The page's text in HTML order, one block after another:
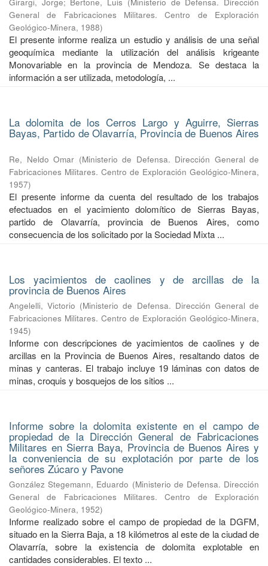
General de Fabricaciones Militares. Centro de Exploración
Geológico-Minera, 1988)
El presente informe realiza un estudio y análisis de una señal
geoquímica mediante la utilización del análisis krigeante
Monovariable en la provincia de Mendoza. Se destaca la
información a ser utilizada, metodología, ...
La dolomita de los Cerros Largo y Aguirre, Sierras
Bayas, Partido de Olavarría, Provincia de Buenos Aires
Re, Neldo Omar (Ministerio de Defensa. Dirección General de
Fabricaciones Militares. Centro de Exploración Geológico-Minera,
1957)
El presente informe da cuenta del resultado de los trabajos
efectuados en el yacimiento dolomítico de Sierras Bayas,
partido de Olavarría, provincia de Buenos Aires, como
consecuencia de los solicitado por la Sociedad Mixta ...
Los yacimientos de caolines y de arcillas de la
provincia de Buenos Aires
Angelelli, Victorio (Ministerio de Defensa. Dirección General de
Fabricaciones Militares. Centro de Exploración Geológico-Minera,
1945)
Informe con descripciones de yacimientos de caolines y de
arcillas en la Provincia de Buenos Aires, resaltando datos de
minas y canteras. El trabajo incluye 19 láminas con datos de
minas, croquis y bosquejos de los sitios ...
Informe sobre la dolomita existente en el campo de
propiedad de la Dirección General de Fabricaciones
Militares en Sierra Baya, Provincia de Buenos Aires y
la conveniencia de su explotación por parte de los
señores Zúcaro y Pavone
González Stegemann, Eduardo (Ministerio de Defensa. Dirección
General de Fabricaciones Militares. Centro de Exploración
Geológico-Minera, 1952)
Informe realizado sobre el campo de propiedad de la DGFM,
situado en la Sierra Baja, a 18 kilómetros al este de la ciudad de
Olavarría, sobre la existencia de dolomita explotable en
cantidades considerables. El texto ...